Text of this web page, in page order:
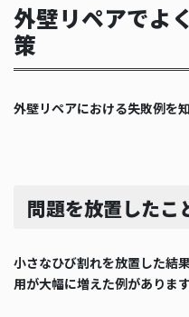
外壁リペアでよ
策
外壁リペアにおける失敗例を
問題を放置したこ
小さなひび割れを放置した結
用が大幅に増えた例があります